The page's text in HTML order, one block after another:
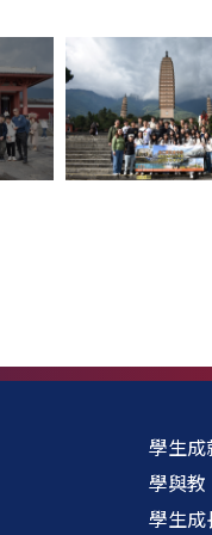
學生成
學與教
學生成